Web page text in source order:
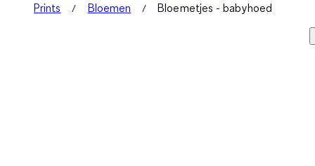
Prints
Bloemen Bloemetjes - babyhoed